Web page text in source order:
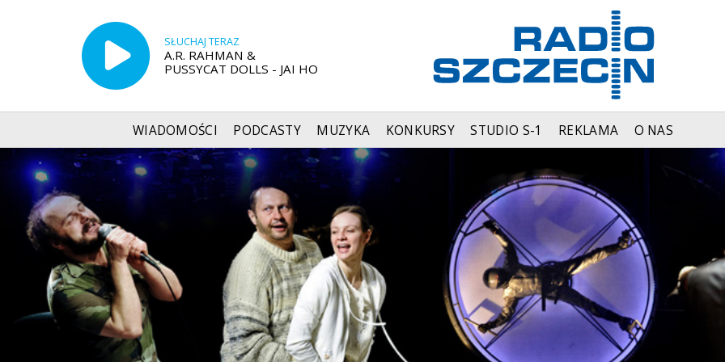
SŁUCHAJ TERAZ
A.R. RAHMAN &
PUSSYCAT DOLLS - JAI HO
WIADOMOŚCI PODCASTY MUZYKA KONKURSY STUDIO S-1 REKLAMA O NAS